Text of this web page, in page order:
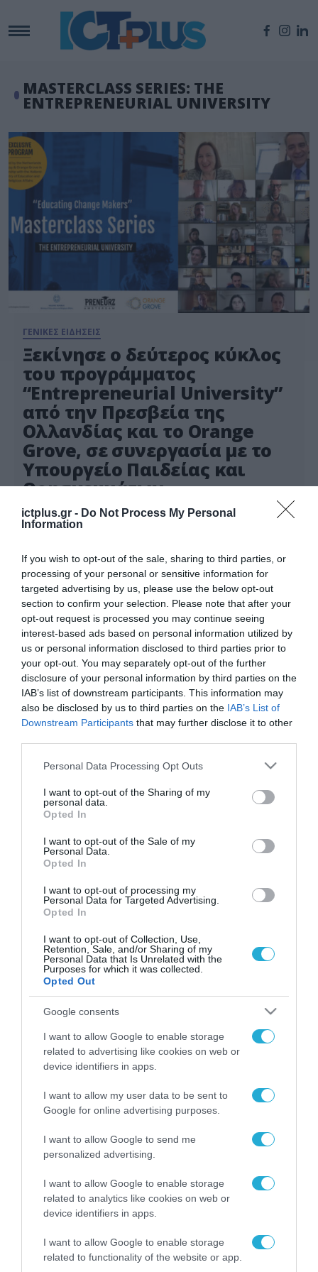
ictplus.gr - Do Not Process My Personal
Information
If you wish to opt-out of the sale, sharing to third parties, or
processing of your personal or sensitive information for
targeted advertising by us, please use the below opt-out
section to confirm your selection. Please note that after your
opt-out request is processed you may continue seeing
interest-based ads based on personal information utilized by
us or personal information disclosed to third parties prior to
your opt-out. You may separately opt-out of the further
disclosure of your personal information by third parties on the
IAB’s list of downstream participants. This information may
also be disclosed by us to third parties on the IAB’s List of
Downstream Participants that may further disclose it to other
Please note that this website/app uses one or more Google
not limited to your visit or usage behaviour. You may click to
grant or deny consent to Google and its third-party tags to
use your data for below specified purposes in below Google
consent section.
Personal Data Processing Opt Outs
I want to opt-out of the Sharing of my
personal data.
Opted In
I want to opt-out of the Sale of my
Personal Data.
Opted In
I want to opt-out of processing my
Personal Data for Targeted Advertising.
Opted In
I want to opt-out of Collection, Use,
Retention, Sale, and/or Sharing of my
Personal Data that Is Unrelated with the
Purposes for which it was collected.
Opted Out
Google consents
I want to allow Google to enable storage
related to advertising like cookies on web or
device identifiers in apps.
I want to allow my user data to be sent to
Google for online advertising purposes.
I want to allow Google to send me
personalized advertising.
I want to allow Google to enable storage
related to analytics like cookies on web or
device identifiers in apps.
I want to allow Google to enable storage
related to functionality of the website or app.
MASTERCLASS SERIES: THE
ENTREPRENEURIAL UNIVERSITY
ΓΕΝΙΚΕΣ ΕΙΔΗΣΕΙΣ
Ξεκίνησε ο δεύτερος κύκλος
του προγράμματος
“Entrepreneurial University”
από την Πρεσβεία της
Ολλανδίας και το Orange
Grove, σε συνεργασία με το
Υπουργείο Παιδείας και
Θρησκευμάτων
Τη Δευτέρα 4 Απριλίου 2022 ξεκίνησε το
πρόγραμμα “Masterclass Series: The
Entrepreneurial University” για την
ελληνικά πανεπιστήμια, που διοργανώνουν για
2η συνεχή χρονιά η Πρεσβεία της Ολλανδίας
στην Αθήνα και το Orange Grove, σε συνεργασία
με το Υπουργείο Παιδείας και Θρησκευμάτων.
Ο δεύτερος κύκλος του προγράμματος, με θέμα
“Educating Change […]
ΡΟΗ ΕΙΔΗΣΕΩΝ
από την ΕΕ έργο “The
Gaming Police”
ενισχύει την ασφάλεια
των παιδιών στο
διαδίκτυο
ΑΑΔΕ: Διευκρινίσεις
παραβάσεις που
αφορούν τους ΦΗΜ
31.07.2026
Σ. Καλαφάτης: «Η
Τεχνητή Νοημοσύνη